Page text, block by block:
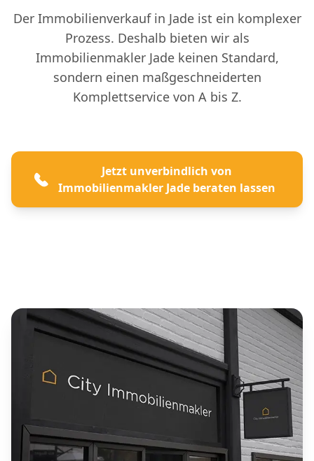
Der Immobilienverkauf in Jade ist ein komplexer
Prozess. Deshalb bieten wir als
Immobilienmakler Jade keinen Standard,
sondern einen maßgeschneiderten
Komplettservice von A bis Z.
Jetzt unverbindlich von
Immobilienmakler Jade beraten lassen